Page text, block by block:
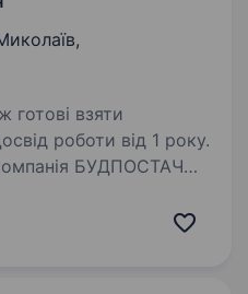
готові взяти
роботи від 1 року.
БУДПОСТАЧ
БАЖАНО